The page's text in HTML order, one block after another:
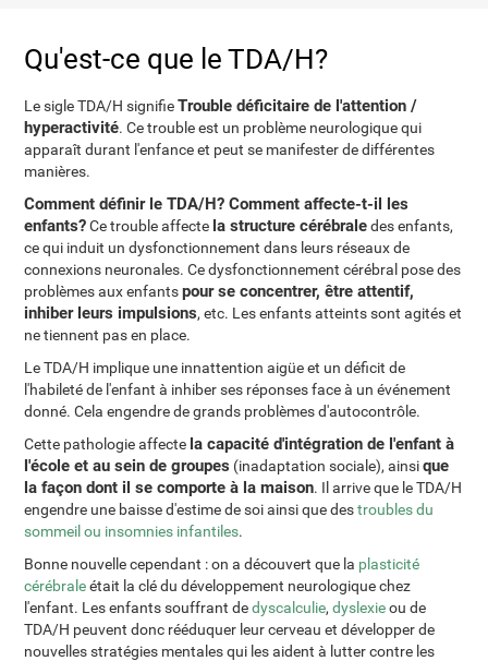
Qu'est-ce que le TDA/H?
Le sigle TDA/H signifieTrouble déficitaire de l'attention /
hyperactivité. Ce trouble est un problème neurologique qui
apparaît durant l'enfance et peut se manifester de différentes
manières.
Comment définir le TDA/H? Comment affecte-t-il les
enfants?Ce trouble affecte la structure cérébraledes enfants,
ce qui induit un dysfonctionnement dans leurs réseaux de
connexions neuronales. Ce dysfonctionnement cérébral pose des
problèmes aux enfantspour se concentrer, être attentif,
inhiber leurs impulsions, etc. Les enfants atteints sont agités et
ne tiennent pas en place.
Le TDA/H implique une innattention aigüe et un déficit de
l'habileté de l'enfant à inhiber ses réponses face à un événement
donné. Cela engendre de grands problèmes d'autocontrôle.
Cette pathologie affecte la capacité d'intégration de l'enfant à
l'école et au sein de groupes (inadaptation sociale), ainsique
la façon dont il se comporte à la maison. Il arrive que le TDA/H
engendre une baisse d'estime de soi ainsi que destroubles du
sommeil ou insomnies infantiles.
Bonne nouvelle cependant : on a découvert que la plasticité
cérébraleétait la clé du développement neurologique chez
l'enfant. Les enfants souffrant dedyscalculie,dyslexieou de
TDA/H peuvent donc rééduquer leur cerveau et développer de
nouvelles stratégies mentales qui les aident à lutter contre les